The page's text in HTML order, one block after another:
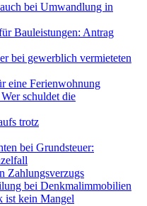
bei Umwandlung in
Bauleistungen: Antrag
bei gewerblich vermieteten
eine Ferienwohnung
schuldet die
trotz
bei Grundsteuer:
Zahlungsverzugs
bei Denkmalimmobilien
ist kein Mangel